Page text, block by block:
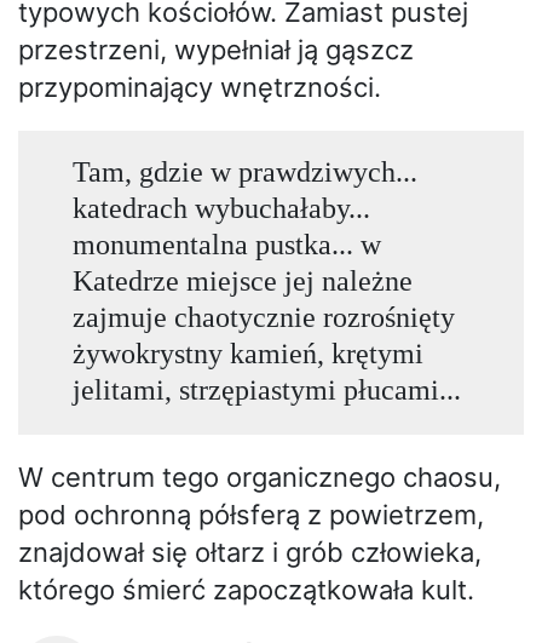
typowych kościołów. Zamiast pustej
przestrzeni, wypełniał ją gąszcz
przypominający wnętrzności.
Tam, gdzie w prawdziwych...
katedrach wybuchałaby...
monumentalna pustka... w
Katedrze miejsce jej należne
zajmuje chaotycznie rozrośnięty
żywokrystny kamień, krętymi
jelitami, strzępiastymi płucami...
W centrum tego organicznego chaosu,
pod ochronną półsferą z powietrzem,
znajdował się ołtarz i grób człowieka,
którego śmierć zapoczątkowała kult.